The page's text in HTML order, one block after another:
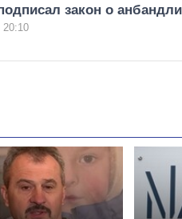
закон о
20:10